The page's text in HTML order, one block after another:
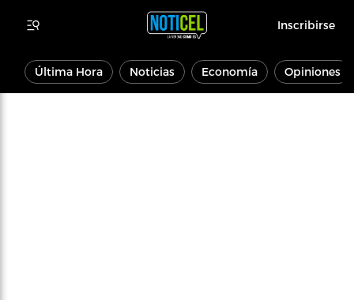
Inscribirse
Última Hora Noticias Economía Opiniones